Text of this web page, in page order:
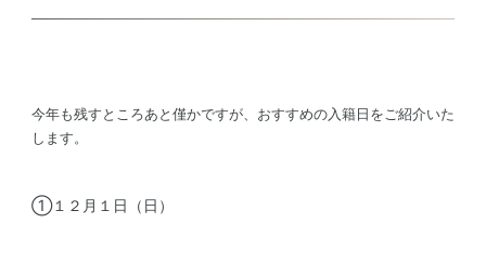
今年も残すところあと僅かですが、おすすめの入籍日をご紹介いた
します。
①１２月１日（日）